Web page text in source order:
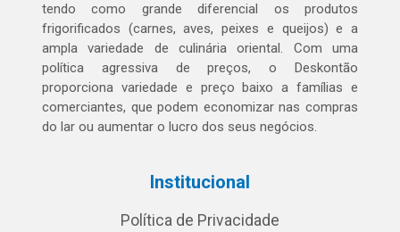
tendo como grande diferencial os produtos
frigorificados (carnes, aves, peixes e queijos) e a
ampla variedade de culinária oriental. Com uma
política agressiva de preços, o Deskontão
proporciona variedade e preço baixo a famílias e
comerciantes, que podem economizar nas compras
do lar ou aumentar o lucro dos seus negócios.
Institucional
Política de Privacidade